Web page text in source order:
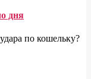
дня
по кошельку?